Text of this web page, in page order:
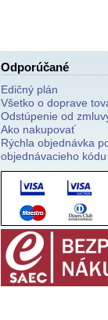
Odporúčané
Edičný plán
Všetko o doprave
Odstúpenie od
Ako nakupovať
Rýchla objednávka
objednávacieho kódu